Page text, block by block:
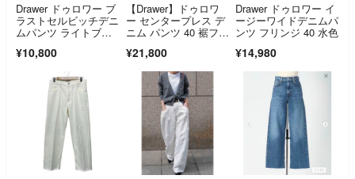
Drawer ドゥロワー ブ
ラストセルビッチデニ
ムパンツ ライトブル
ス
¥10,800
【Drawer】ドゥロワ
ー センタープレス デ
ニム パンツ 40 裾フリ
¥21,800
Drawer ドゥロワー イ
ージーワイドデニムパ
ンツ フリンジ 40 水色
¥14,980